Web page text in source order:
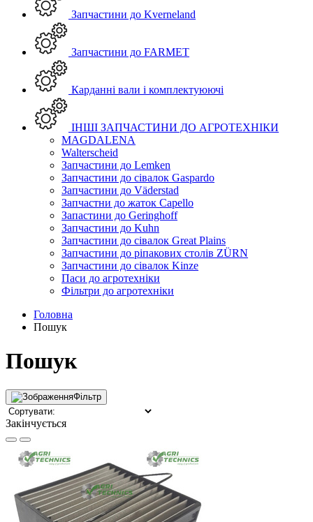
Запчастини до Kverneland
Запчастини до FARMET
Карданні вали і комплектуюючі
ІНШІ ЗАПЧАСТИНИ ДО АГРОТЕХНІКИ
MAGDALENA
Walterscheid
Запчастини до Lemken
Запчастини до сівалок Gaspardo
Запчастини до Väderstad
Запчастни до жаток Capello
Запастини до Geringhoff
Запчастини до Kuhn
Запчастини до сівалок Great Plains
Запчастини до ріпакових столів ZÜRN
Запчастини до сівалок Kinze
Паси до агротехніки
Фільтри до агротехніки
Головна
Пошук
Пошук
Фільтр
Закінчується